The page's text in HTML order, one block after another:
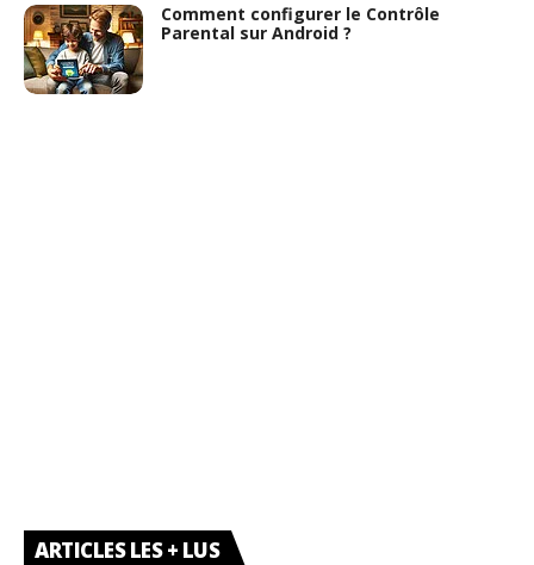
Comment configurer le Contrôle
Parental sur Android ?
ARTICLES LES + LUS